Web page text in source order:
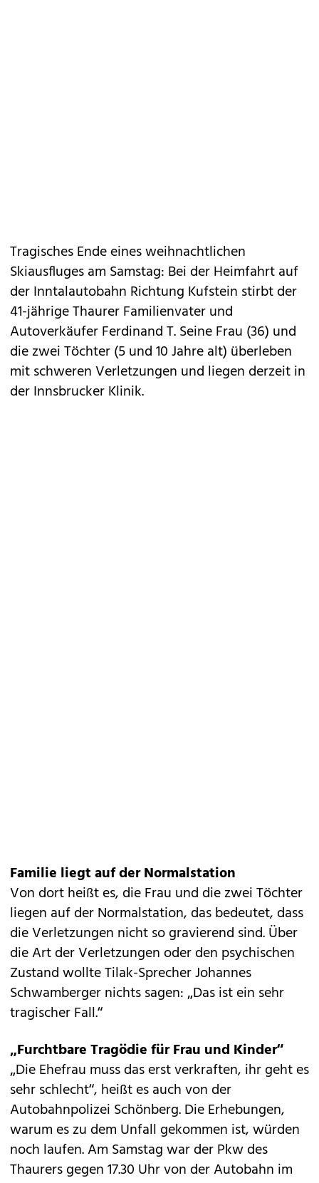
Tragisches Ende eines weihnachtlichen
Skiausfluges am Samstag: Bei der Heimfahrt auf
der Inntalautobahn Richtung Kufstein stirbt der
41-jährige Thaurer Familienvater und
Autoverkäufer Ferdinand T. Seine Frau (36) und
die zwei Töchter (5 und 10 Jahre alt) überleben
mit schweren Verletzungen und liegen derzeit in
der Innsbrucker Klinik.
Familie liegt auf der Normalstation
Von dort heißt es, die Frau und die zwei Töchter
liegen auf der Normalstation, das bedeutet, dass
die Verletzungen nicht so gravierend sind. Über
die Art der Verletzungen oder den psychischen
Zustand wollte Tilak-Sprecher Johannes
Schwamberger nichts sagen: „Das ist ein sehr
tragischer Fall.“
„Furchtbare Tragödie für Frau und Kinder“
„Die Ehefrau muss das erst verkraften, ihr geht es
sehr schlecht“, heißt es auch von der
Autobahnpolizei Schönberg. Die Erhebungen,
warum es zu dem Unfall gekommen ist, würden
noch laufen. Am Samstag war der Pkw des
Thaurers gegen 17.30 Uhr von der Autobahn im